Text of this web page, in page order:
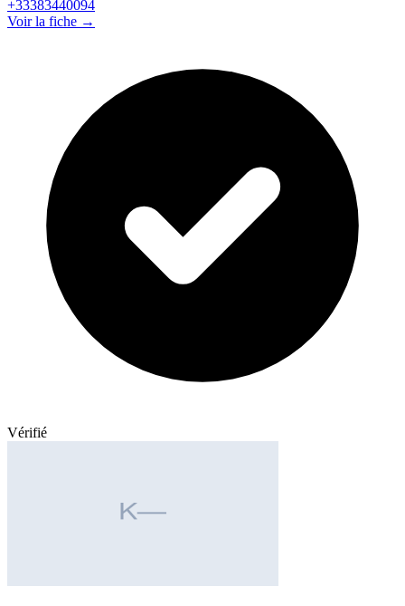
+33383440094
Voir la fiche →
Vérifié